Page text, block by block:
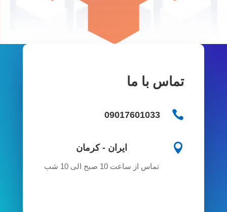
تماس با ما

09017601033
 ایران - کرمان
تماس از ساعت 10 صبح الی 10 شب